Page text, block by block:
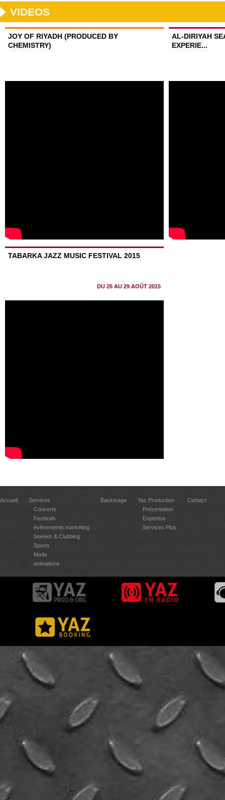
VIDEOS
JOY OF RIYADH (PRODUCED BY
CHEMISTRY)
AL-DIRIYAH
EXPERIE...
TABARKA JAZZ MUSIC FESTIVAL 2015
DU 26 AU 29 AOÛT 2015
Accueil
Services
Concerts
Festivals
évènements marketing
Soirées & Clubbing
Sports
Mode
animations
Backstage
Yaz Production
Présentation
Expertise
Services Plus
Contact